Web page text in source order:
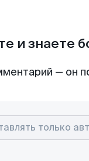
и знаете
— он